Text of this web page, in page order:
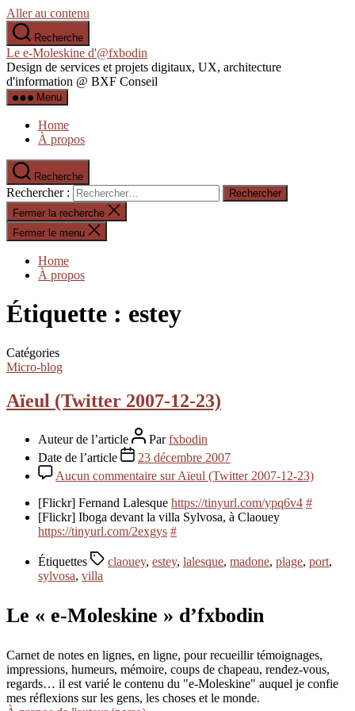
Aller au contenu
Recherche
Le e-Moleskine d'@fxbodin
Design de services et projets digitaux, UX, architecture
d'information @ BXF Conseil
Menu
Home
À propos
Recherche
Rechercher :
Fermer la recherche
Fermer le menu
Home
À propos
Étiquette : estey
Catégories
Micro-blog
Aïeul (Twitter 2007-12-23)
Auteur de l’article Parfxbodin
Date de l’article
23 décembre 2007
Aucun commentaire sur Aïeul (Twitter 2007-12-23)
[Flickr] Fernand Lalesque https://tinyurl.com/ypq6v4 #
[Flickr] Iboga devant la villa Sylvosa, à Claouey
https://tinyurl.com/2exgys #
Étiquettes claouey, estey, lalesque, madone, plage, port,
sylvosa, villa
Le « e-Moleskine » d’fxbodin
Carnet de notes en lignes, en ligne, pour recueillir témoignages,
impressions, humeurs, mémoire, coups de chapeau, rendez-vous,
regards… il est varié le contenu du "e-Moleskine" auquel je confie
mes réflexions sur les gens, les choses et le monde.